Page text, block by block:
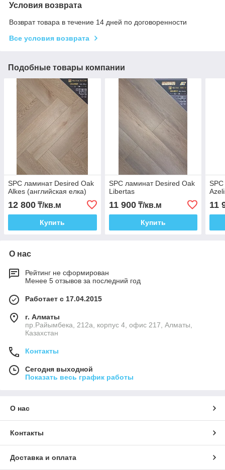
Условия возврата
Возврат товара в течение 14 дней по договоренности
Все условия возврата
Подобные товары компании
SPC ламинат Desired Oak
Alkes (английская елка)
12 800 ₸/кв.м
Купить
SPC ламинат Desired Oak
Libertas
11 900₸/кв.м
Купить
11
О нас
Рейтинг не сформирован
Менее 5 отзывов за последний год
Работает с 17.04.2015
г. Алматы
пр.Райымбека, 212а, корпус 4, офис 217, Алматы,
Казахстан
Контакты
Сегодня выходной
Показать весь график работы
О нас
Контакты
Доставка и оплата